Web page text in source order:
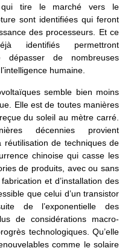
qui tire le marché vers le
sont identifiées qui feront
des processeurs. Et ce
identifiés permettront
dépasser de nombreuses
humaine.
semble bien moins
Elle est de toutes manières
du soleil au mètre carré.
décennies provient
réutilisation de techniques de
chinoise qui casse les
de produits, avec ou sans
et d’installation des
que celui d’un transistor
de l’exponentielle des
de considérations macro-
technologiques. Qu’elle
comme le solaire